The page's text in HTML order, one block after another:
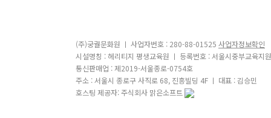
(주)궁궐문화원 ㅣ 사업자번호 : 280-88-01525 사업자정보확인
시설명칭 : 헤리티지 평생교육원 ㅣ 등록번호 : 서울시중부교육지
통신판매업 : 제2019-서울종로-0754호
주소 : 서울시 종로구 사직로 68, 진흥빌딩 4F ㅣ 대표 : 김승민
호스팅 제공자: 주식회사 맑은소프트